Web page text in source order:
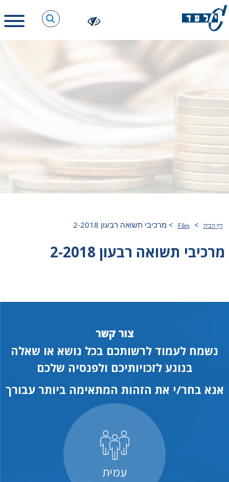
דף הבית >
Files
>מרכיבי תשואה רבעון 2-2018
מרכיבי תשואה רבעון 2-2018
צור קשר
נשמח לעמוד לרשותכם בכל נושא או שאלה
בנוגע לזכויותיכם ולפנסיה שלכם
אנא בחר/י את הזהות המתאימה ביותר עבורך
עמית